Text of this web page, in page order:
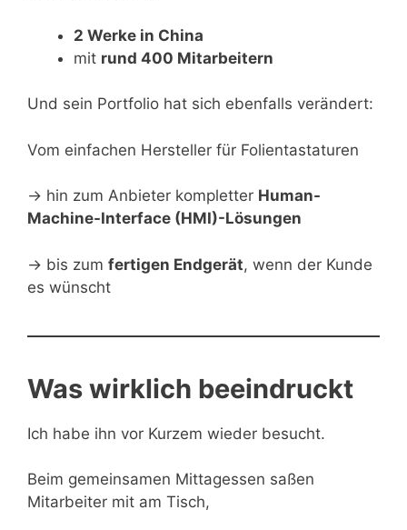
2 Werke in China
mit rund 400 Mitarbeitern
Und sein Portfolio hat sich ebenfalls verändert:
Vom einfachen Hersteller für Folientastaturen
→ hin zum Anbieter kompletter Human-
Machine-Interface (HMI)-Lösungen
→ bis zum fertigen Endgerät, wenn der Kunde
es wünscht
Was wirklich beeindruckt
Ich habe ihn vor Kurzem wieder besucht.
Beim gemeinsamen Mittagessen saßen
Mitarbeiter mit am Tisch,